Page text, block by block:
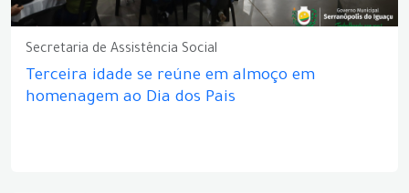
Secretaria de Assistência Social
Terceira idade se reúne em almoço em
homenagem ao Dia dos Pais